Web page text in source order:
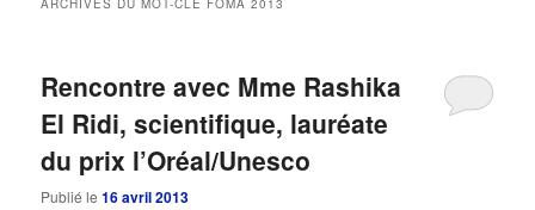
ARCHIVES DU MOT-CLÉ FOMA 2013
Rencontre avec Mme Rashika
El Ridi, scientifique, lauréate
du prix l’Oréal/Unesco
Publié le16 avril 2013